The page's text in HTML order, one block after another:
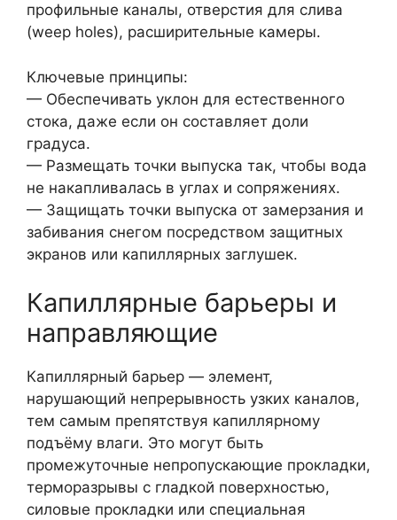
профильные каналы, отверстия для слива
(weep holes), расширительные камеры.
Ключевые принципы:
— Обеспечивать уклон для естественного
стока, даже если он составляет доли
градуса.
— Размещать точки выпуска так, чтобы вода
не накапливалась в углах и сопряжениях.
— Защищать точки выпуска от замерзания и
забивания снегом посредством защитных
экранов или капиллярных заглушек.
Капиллярные барьеры и
направляющие
Капиллярный барьер — элемент,
нарушающий непрерывность узких каналов,
тем самым препятствуя капиллярному
подъёму влаги. Это могут быть
промежуточные непропускающие прокладки,
терморазрывы с гладкой поверхностью,
силовые прокладки или специальная